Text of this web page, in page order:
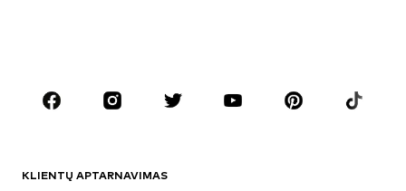
DRABUŽIAI
Striukės
KLIENTŲ APTARNAVIMAS